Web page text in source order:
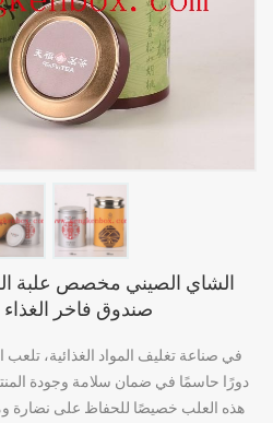
الشاي الصيني مخصص علبة
صندوق فاخر
في صناعة تغليف المواد الغذائية،
دورًا حاسمًا في ضمان سلامة وجودة
هذه العلب خصيصًا للحفاظ على نضارة